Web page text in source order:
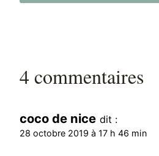
4 commentaires
coco de nice dit :
28 octobre 2019 à 17 h 46 min